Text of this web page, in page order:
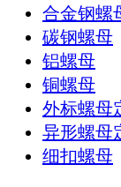
合金钢螺
碳钢螺母
铝螺母
铜螺母
外标螺母
异形螺母
细扣螺母